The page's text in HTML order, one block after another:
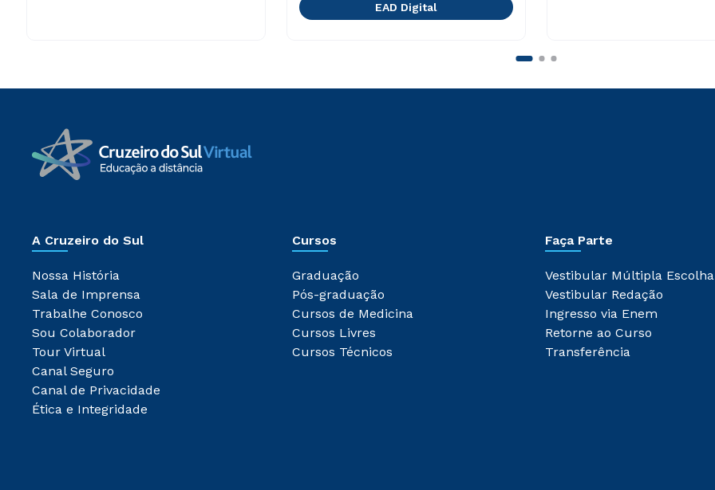
EAD Digital
A Cruzeiro do Sul
Nossa História
Sala de Imprensa
Trabalhe Conosco
Sou Colaborador
Tour Virtual
Canal Seguro
Canal de Privacidade
Ética e Integridade
Cursos
Graduação
Pós-graduação
Cursos de Medicina
Cursos Livres
Cursos Técnicos
Faça Parte
Vestibular Múltipla Escolha
Vestibular Redação
Ingresso via Enem
Retorne ao Curso
Transferência